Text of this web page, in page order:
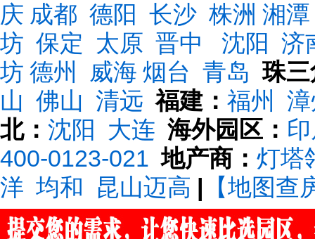
庆 成都 德阳 长沙 株洲 湘潭
坊 保定 太原 晋中 沈阳
济
坊 德州 威海 烟台 青岛 珠
山 佛山 清远 福建： 福州
北： 沈阳 大连 海外园区：
400-0123-021 地产商： 灯塔
洋 均和 昆山迈高 | 【地图查